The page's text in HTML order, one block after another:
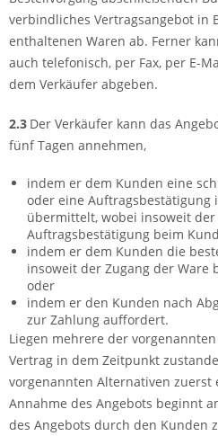
verbindliches Vertragsangebot in
enthaltenen Waren ab. Ferner
auch telefonisch, per Fax, per E-
dem Verkäufer abgeben.
2.3 Der Verkäufer kann das
fünf Tagen annehmen,
indem er dem Kunden eine
oder eine Auftragsbestätigung
übermittelt, wobei insoweit der
Auftragsbestätigung beim
indem er dem Kunden die
insoweit der Zugang der Ware
oder
indem er den Kunden nach
zur Zahlung auffordert.
Liegen mehrere der
Vertrag in dem Zeitpunkt
vorgenannten Alternativen
Annahme des Angebots beginnt
des Angebots durch den Kunden